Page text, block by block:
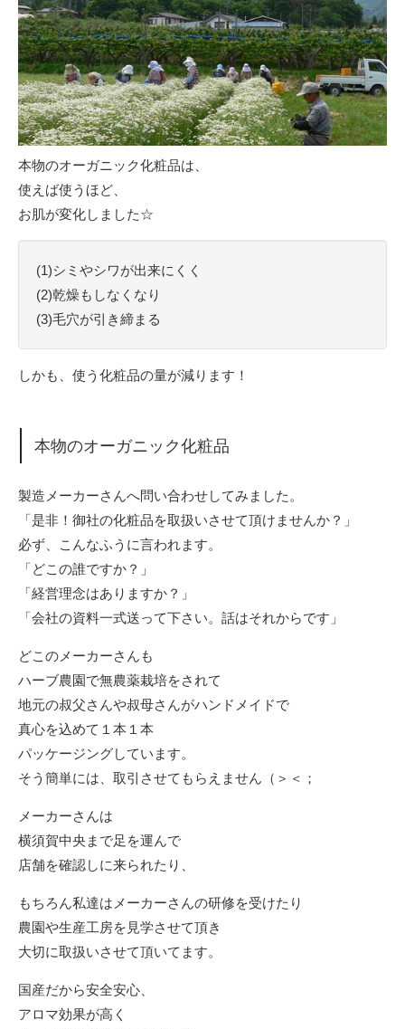
本物のオーガニック化粧品は、
使えば使うほど、
お肌が変化しました☆
(1)シミやシワが出来にくく
(2)乾燥もしなくなり
(3)毛穴が引き締まる
しかも、使う化粧品の量が減ります！
本物のオーガニック化粧品
製造メーカーさんへ問い合わせしてみました。
「是非！御社の化粧品を取扱いさせて頂けませんか？」
必ず、こんなふうに言われます。
「どこの誰ですか？」
「経営理念はありますか？」
「会社の資料一式送って下さい。話はそれからです」
どこのメーカーさんも
ハーブ農園で無農薬栽培をされて
地元の叔父さんや叔母さんがハンドメイドで
真心を込めて１本１本
パッケージングしています。
そう簡単には、取引させてもらえません（＞＜；
メーカーさんは
横須賀中央まで足を運んで
店舗を確認しに来られたり、
もちろん私達はメーカーさんの研修を受けたり
農園や生産工房を見学させて頂き
大切に取扱いさせて頂いてます。
国産だから安全安心、
アロマ効果が高く